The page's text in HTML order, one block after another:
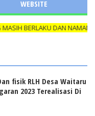
WEBSITE
BERLAKU DAN NAMANYA
fisik RLH Desa Waitaru
2023 Terealisasi Di